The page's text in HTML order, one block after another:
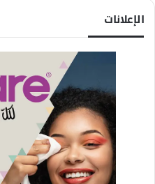
الإعلانات